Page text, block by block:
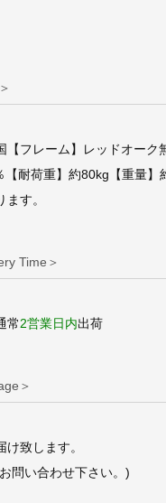
【フレーム】レッドオー
【耐荷重】約80kg【重量】
ます。
Time＞
常2営業日内出荷
＞
け致します。
問い合わせ下さい。)